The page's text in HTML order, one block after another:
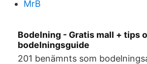
MrB
Bodelning - Gratis mall + tips
bodelningsguide
201 benämnts som